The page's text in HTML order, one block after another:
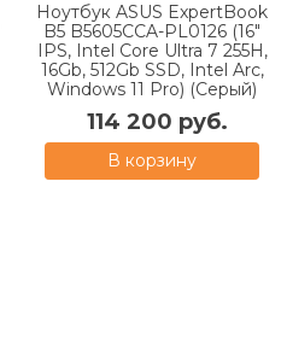
Ноутбук ASUS ExpertBook
B5 B5605CCA-PL0126 (16"
IPS, Intel Core Ultra 7 255H,
16Gb, 512Gb SSD, Intel Arc,
Windows 11 Pro) (Серый)
114 200 руб.
В корзину